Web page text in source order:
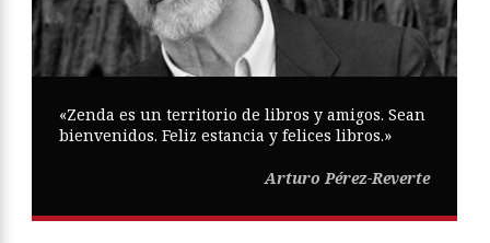
«Zenda es un territorio de libros y amigos. Sean
bienvenidos. Feliz estancia y felices libros.»
Arturo Pérez-Reverte